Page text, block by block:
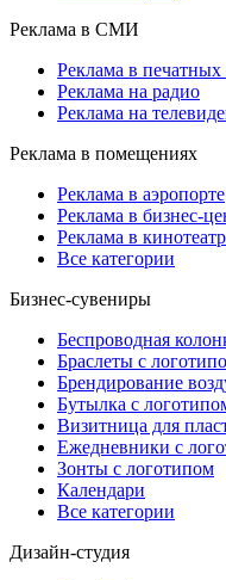
Реклама в СМИ
Реклама в печатных
Реклама на радио
Реклама на
Реклама в помещениях
Реклама в аэропорте
Реклама в бизнес-
Реклама в
Все категории
Бизнес-сувениры
Беспроводная
Браслеты с
Брендирование
Бутылка с
Визитница для
Ежедневники с
Зонты с логотипом
Календари
Все категории
Дизайн-студия